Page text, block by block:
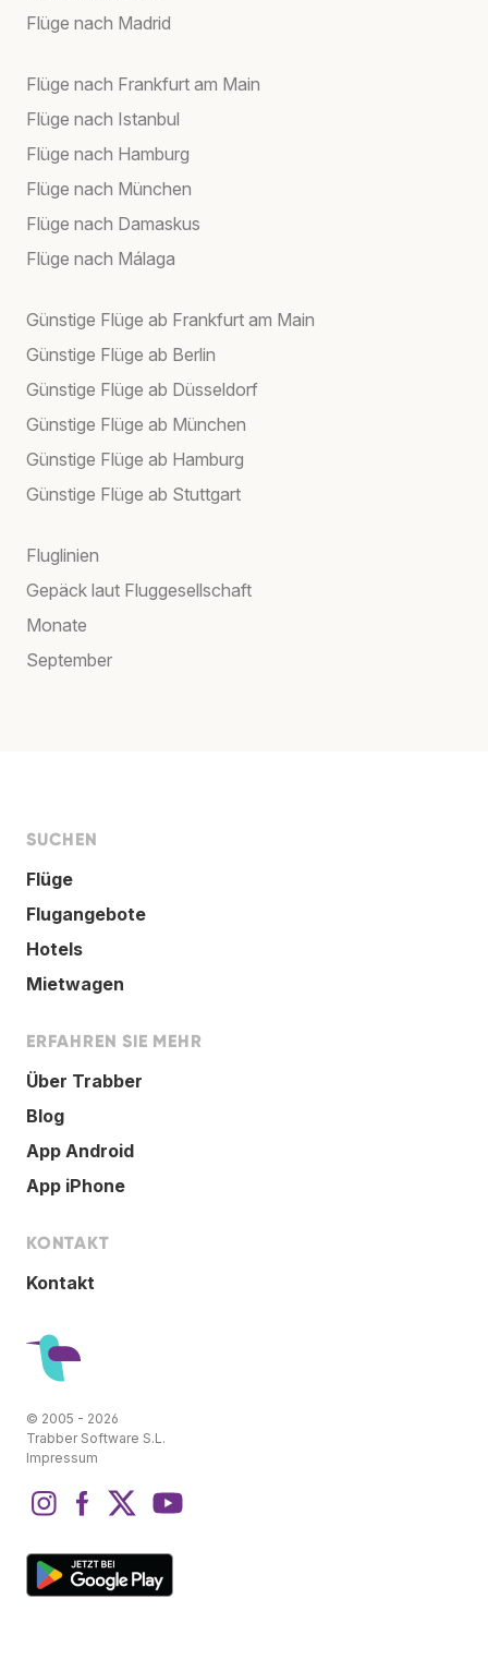
Flüge nach Madrid
Flüge nach Frankfurt am Main
Flüge nach Istanbul
Flüge nach Hamburg
Flüge nach München
Flüge nach Damaskus
Flüge nach Málaga
Günstige Flüge ab Frankfurt am Main
Günstige Flüge ab Berlin
Günstige Flüge ab Düsseldorf
Günstige Flüge ab München
Günstige Flüge ab Hamburg
Günstige Flüge ab Stuttgart
Fluglinien
Gepäck laut Fluggesellschaft
Monate
September
SUCHEN
Flüge
Flugangebote
Hotels
Mietwagen
ERFAHREN SIE MEHR
Über Trabber
Blog
App Android
App iPhone
KONTAKT
Kontakt
© 2005 - 2026
Trabber Software S.L.
Impressum